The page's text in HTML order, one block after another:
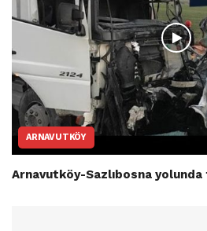
ARNAVUTKÖY
Arnavutköy-Sazlıbosna yolunda